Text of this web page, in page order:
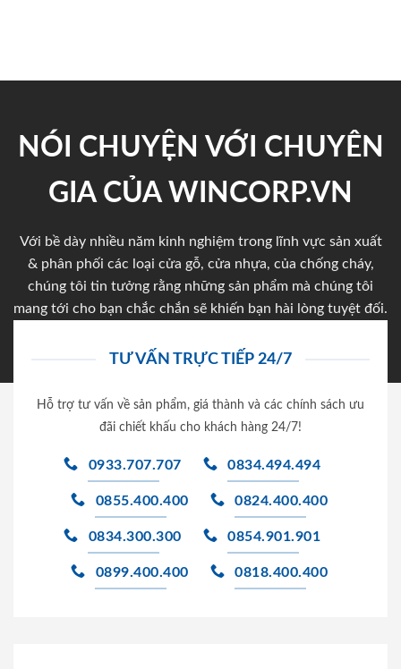
NÓI CHUYỆN VỚI CHUYÊN
GIA CỦA WINCORP.VN
Với bề dày nhiều năm kinh nghiệm trong lĩnh vực sản xuất
& phân phối các loại cửa gỗ, cửa nhựa, của chống cháy,
chúng tôi tin tưởng rằng những sản phẩm mà chúng tôi
mang tới cho bạn chắc chắn sẽ khiến bạn hài lòng tuyệt đối.
TƯ VẤN TRỰC TIẾP 24/7
Hỗ trợ tư vấn về sản phẩm, giá thành và các chính sách ưu
đãi chiết khấu cho khách hàng 24/7!
0933.707.707 0834.494.494
0855.400.400 0824.400.400
0834.300.300 0854.901.901
0899.400.400 0818.400.400